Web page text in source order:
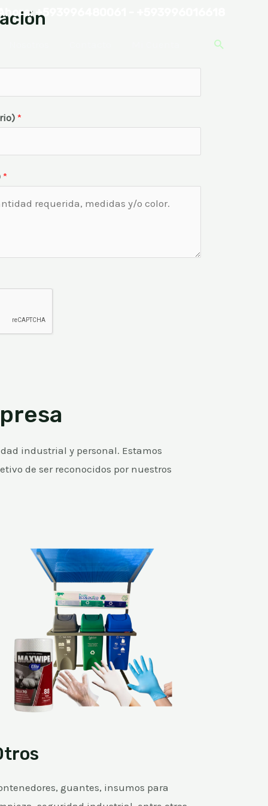
+593996480061 - +593996016618
*
*
industrial y personal. Estamos
de ser reconocidos por nuestros
guantes, insumos para